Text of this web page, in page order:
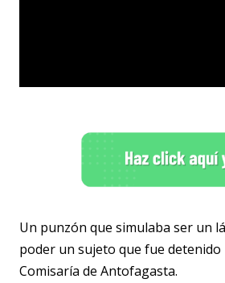
Un punzón que simulaba ser un
poder un sujeto que fue detenido
Comisaría de Antofagasta.